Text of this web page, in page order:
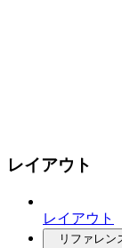
レイアウト
レイアウト
リファレン